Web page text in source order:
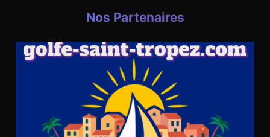
Nos Partenaires